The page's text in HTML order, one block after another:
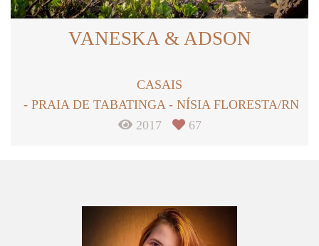
VANESKA & ADSON
CASAIS
PRAIA DE TABATINGA - NÍSIA FLORESTA/RN
2017
67